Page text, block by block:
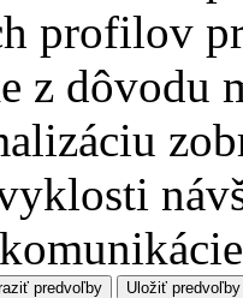
profilov
z dôvodu
predvoľby Uložiť predvoľby